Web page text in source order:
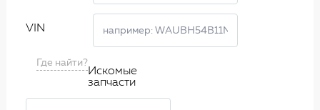
VIN
Где найти?
Искомые
запчасти